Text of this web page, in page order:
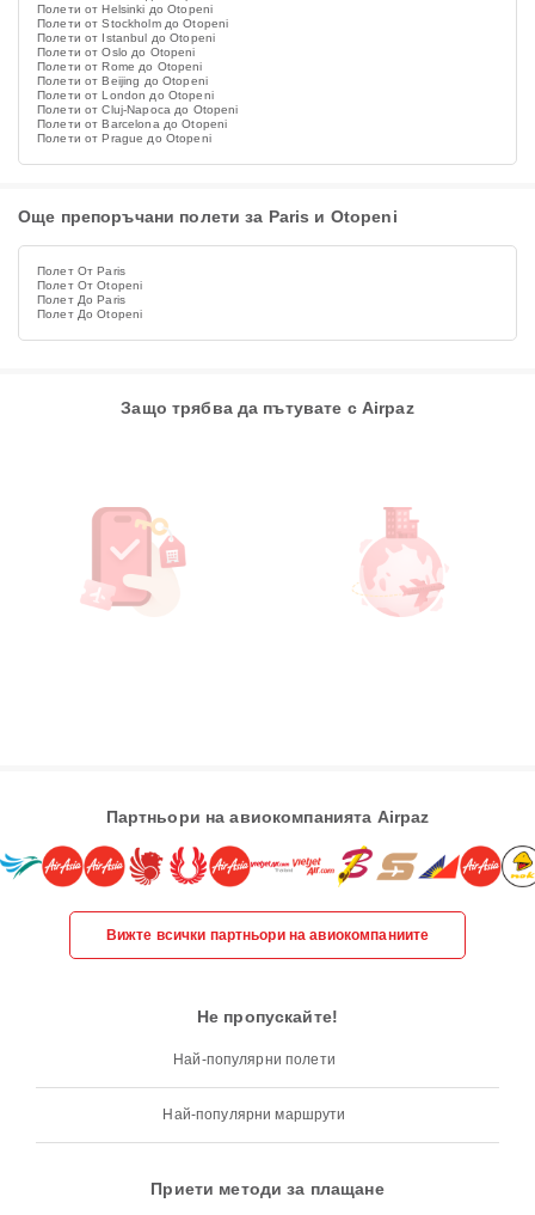
Полети от Helsinki до Otopeni
Полети от Stockholm до Otopeni
Полети от Istanbul до Otopeni
Полети от Oslo до Otopeni
Полети от Rome до Otopeni
Полети от Beijing до Otopeni
Полети от London до Otopeni
Полети от Cluj-Napoca до Otopeni
Полети от Barcelona до Otopeni
Полети от Prague до Otopeni
Още препоръчани полети за Paris и Otopeni
Полет От Paris
Полет От Otopeni
Полет До Paris
Полет До Otopeni
Защо трябва да пътувате с Airpaz
Партньори на авиокомпанията Airpaz
Вижте всички партньори на авиокомпаниите
Не пропускайте!
Най-популярни полети
Най-популярни маршрути
Приети методи за плащане